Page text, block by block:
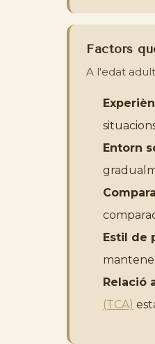
Factors
A l'edat
Entorn
Estil de
Relació
(TCA)